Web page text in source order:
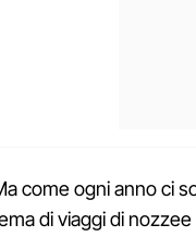
come ogni anno ci
di viaggi di